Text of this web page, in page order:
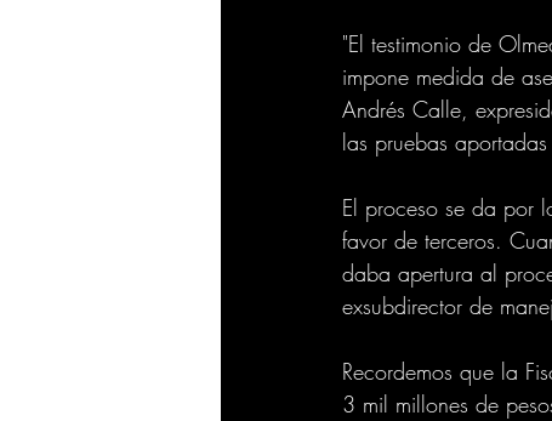
"El testimonio de
impone medida de
Andrés Calle,
las pruebas
El proceso se da por
favor de terceros.
daba apertura al
exsubdirector de
Recordemos que la
3 mil millones de